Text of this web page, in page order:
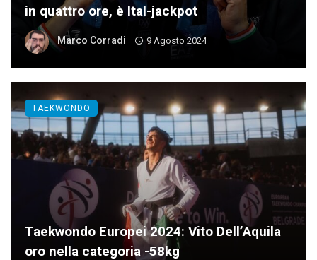
in quattro ore, è Ital-jackpot
Marco Corradi 9 Agosto 2024
Taekwondo Europei 2024: Vito Dell’Aquila
oro nella categoria -58kg
TAEKWONDO